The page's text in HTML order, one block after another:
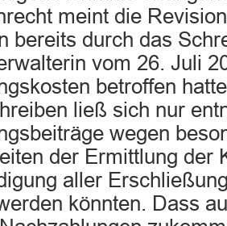
meint die
bereits durch das
vom 26. Juli
betroffen
ließ sich nur
wegen
der Ermittlung der
aller
könnten. Dass